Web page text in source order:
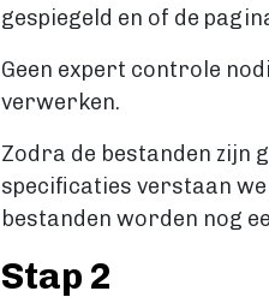
gespiegeld en of de
Geen expert controle
verwerken.
Zodra de bestanden zijn
specificaties verstaan
bestanden worden nog
Stap 2